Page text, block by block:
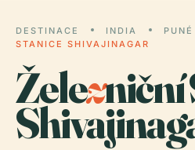
DESTINACE INDIA PUNÉ
STANICE SHIVAJINAGAR
Železniční